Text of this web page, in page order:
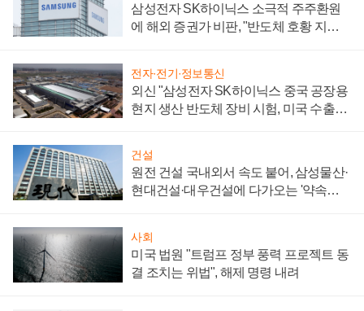
삼성전자 SK하이닉스 소극적 주주환원
에 해외 증권가 비판, "반도체 호황 지속
전자·전기·정보통신
외신 "삼성전자 SK하이닉스 중국 공장용
현지 생산 반도체 장비 시험, 미국 수출통
건설
원전 건설 국내외서 속도 붙어, 삼성물산·
현대건설·대우건설에 다가오는 '약속의
사회
미국 법원 "트럼프 정부 풍력 프로젝트 동
결 조치는 위법", 해제 명령 내려